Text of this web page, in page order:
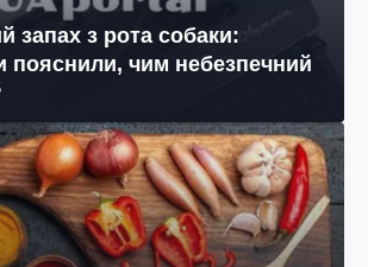
запах з рота собаки:
пояснили, чим небезпечний